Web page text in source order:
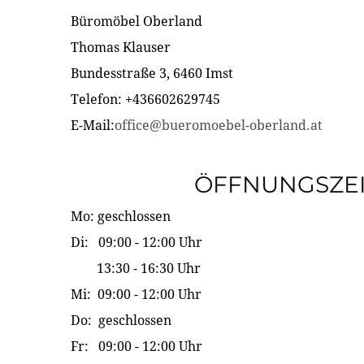
Büromöbel Oberland
Thomas Klauser
Bundesstraße 3, 6460 Imst
Telefon: +436602629745
E-Mail:office@bueromoebel-oberland.at
Mo: geschlossen
Di: 09:00 - 12:00 Uhr
13:30 - 16:30 Uhr
Mi: 09:00 - 12:00 Uhr
Do: geschlossen
Fr: 09:00 - 12:00 Uhr